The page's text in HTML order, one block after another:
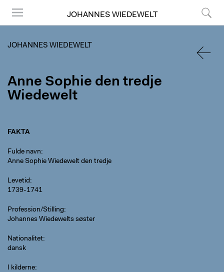
JOHANNES WIEDEWELT
JOHANNES WIEDEWELT
Anne Sophie den tredje
Wiedewelt
FAKTA
Fulde navn
Anne Sophie Wiedewelt den tredje
Levetid
1739-1741
Profession/Stilling
Johannes Wiedewelts søster
Nationalitet
dansk
I kilderne